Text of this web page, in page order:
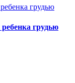
грудью